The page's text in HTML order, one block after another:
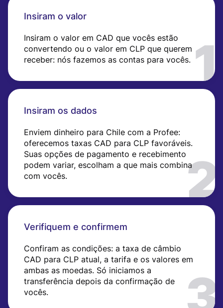
Insiram o valor
Insiram o valor em CAD que vocês estão
convertendo ou o valor em CLP que querem
receber: nós fazemos as contas para vocês.
Insiram os dados
Enviem dinheiro para Chile com a Profee:
oferecemos taxas CAD para CLP favoráveis.
Suas opções de pagamento e recebimento
podem variar, escolham a que mais combina
com vocês.
Verifiquem e confirmem
Confiram as condições: a taxa de câmbio
CAD para CLP atual, a tarifa e os valores em
ambas as moedas. Só iniciamos a
transferência depois da confirmação de
vocês.